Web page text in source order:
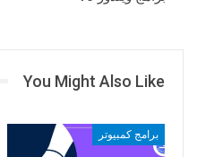
You Might Also Like
برامج كمبيوتر